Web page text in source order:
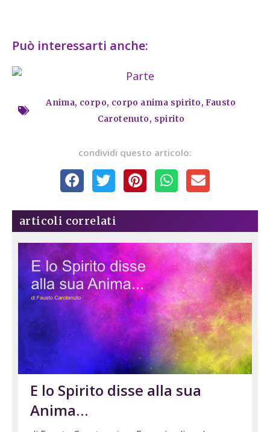
Può interessarti anche:
Anima, corpo, corpo anima spirito,Fausto
Carotenuto, spirito
condividi questo articolo:
articoli correlati
E lo Spirito disse alla sua
Anima…